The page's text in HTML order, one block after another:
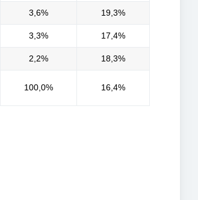
3,6% 19,3%
3,3% 17,4%
2,2% 18,3%
100,0% 16,4%